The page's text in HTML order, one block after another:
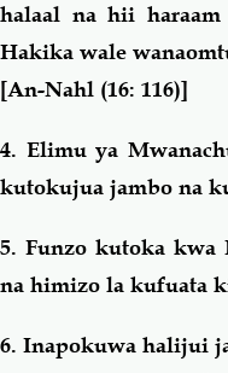
halaal na hii
Hakika wale
[An-Nahl (16: 116)]
4. Elimu ya
kutokujua jambo na
5. Funzo kutoka kwa
na himizo la kufuata
6. Inapokuwa halijui